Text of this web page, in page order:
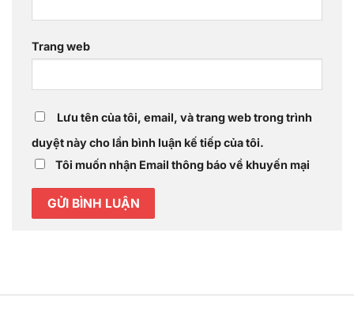
Trang web
Lưu tên của tôi, email, và trang web trong trình
duyệt này cho lần bình luận kế tiếp của tôi.
Tôi muốn nhận Email thông báo về khuyến mại